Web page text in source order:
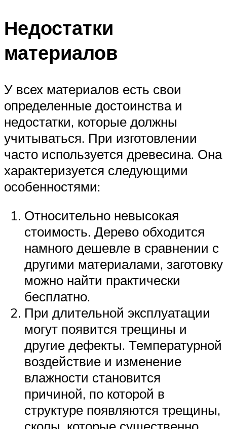
Недостатки
материалов
У всех материалов есть свои
определенные достоинства и
недостатки, которые должны
учитываться. При изготовлении
часто используется древесина. Она
характеризуется следующими
особенностями:
Относительно невысокая
стоимость. Дерево обходится
намного дешевле в сравнении с
другими материалами, заготовку
можно найти практически
бесплатно.
При длительной эксплуатации
могут появится трещины и
другие дефекты. Температурной
воздействие и изменение
влажности становится
причиной, по которой в
структуре появляются трещины,